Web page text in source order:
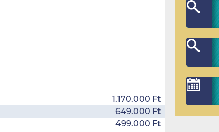
1.170.000 Ft
649.000 Ft
499.000 Ft